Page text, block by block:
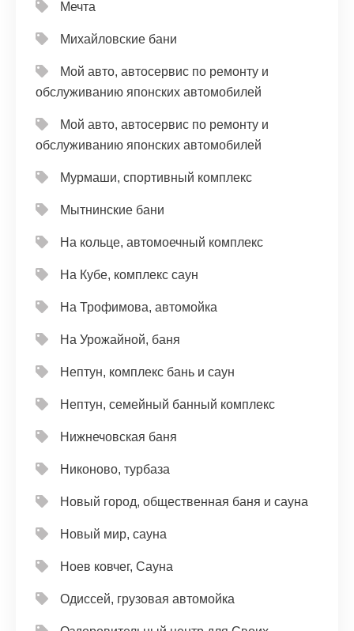
Мечта
Михайловские бани
Мой авто, автосервис по ремонту и
обслуживанию японских автомобилей
Мой авто, автосервис по ремонту и
обслуживанию японских автомобилей
Мурмаши, спортивный комплекс
Мытнинские бани
На кольце, автомоечный комплекс
На Кубе, комплекс саун
На Трофимова, автомойка
На Урожайной, баня
Нептун, комплекс бань и саун
Нептун, семейный банный комплекс
Нижнечовская баня
Никоново, турбаза
Новый город, общественная баня и сауна
Новый мир, сауна
Ноев ковчег, Сауна
Одиссей, грузовая автомойка